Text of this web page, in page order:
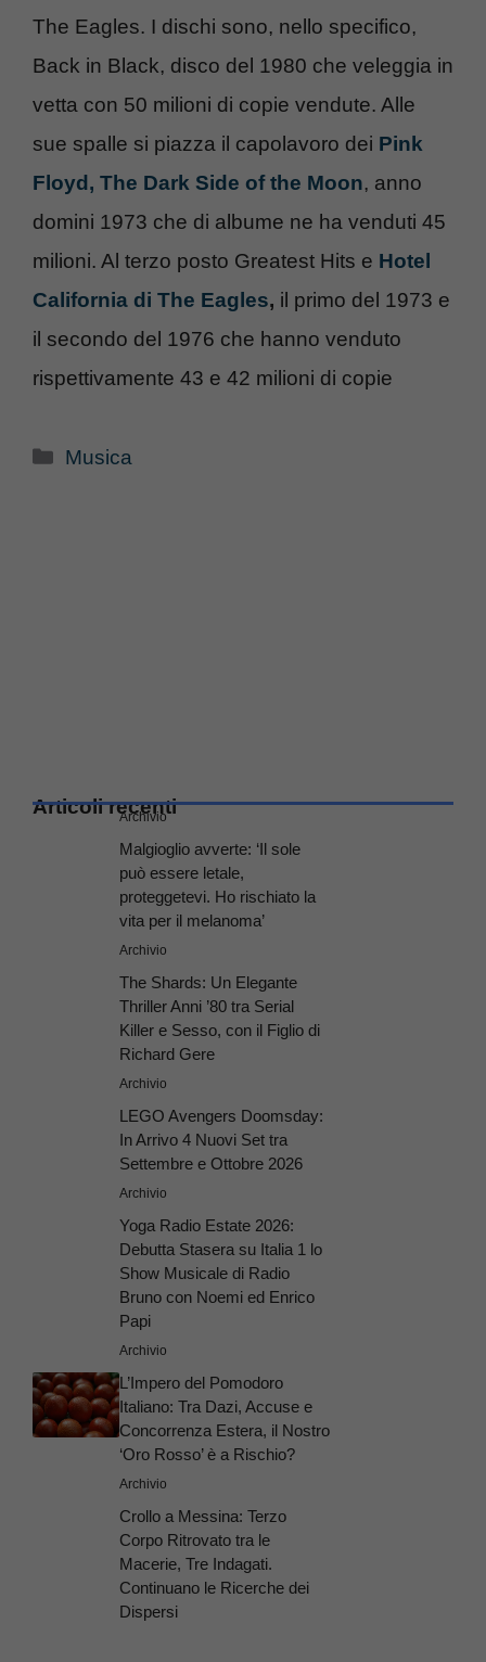
The Eagles. I dischi sono, nello specifico,
Back in Black, disco del 1980 che veleggia in
vetta con 50 milioni di copie vendute. Alle
sue spalle si piazza il capolavoro dei Pink
Floyd, The Dark Side of the Moon, anno
domini 1973 che di albume ne ha venduti 45
milioni. Al terzo posto Greatest Hits e Hotel
California di The Eagles, il primo del 1973 e
il secondo del 1976 che hanno venduto
rispettivamente 43 e 42 milioni di copie
Categorie
Musica
Articoli recenti
Archivio
Malgioglio avverte: ‘Il sole
può essere letale,
proteggetevi. Ho rischiato la
vita per il melanoma’
Archivio
The Shards: Un Elegante
Thriller Anni ’80 tra Serial
Killer e Sesso, con il Figlio di
Richard Gere
Archivio
LEGO Avengers Doomsday:
In Arrivo 4 Nuovi Set tra
Settembre e Ottobre 2026
Archivio
Yoga Radio Estate 2026:
Debutta Stasera su Italia 1 lo
Show Musicale di Radio
Bruno con Noemi ed Enrico
Papi
Archivio
L’Impero del Pomodoro
Italiano: Tra Dazi, Accuse e
Concorrenza Estera, il Nostro
‘Oro Rosso’ è a Rischio?
Archivio
Crollo a Messina: Terzo
Corpo Ritrovato tra le
Macerie, Tre Indagati.
Continuano le Ricerche dei
Dispersi